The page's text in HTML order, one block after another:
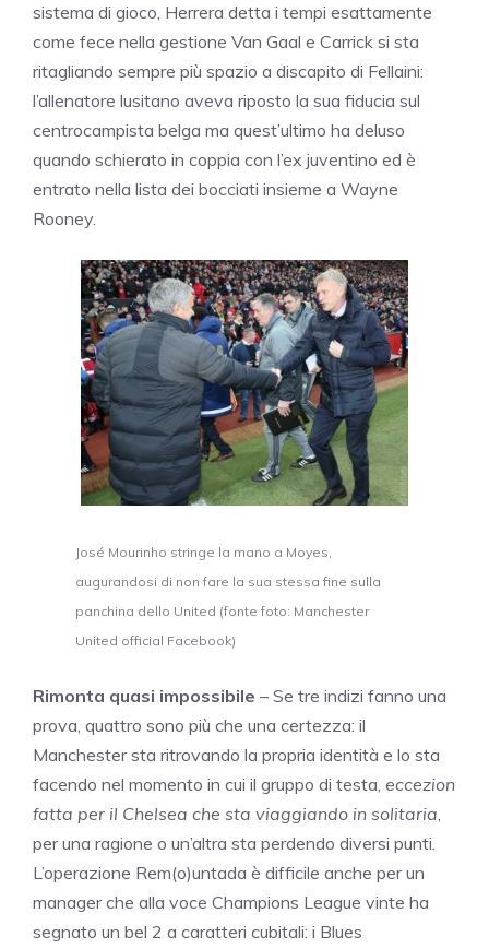
sistema di gioco, Herrera detta i tempi esattamente
come fece nella gestione Van Gaal e Carrick si sta
ritagliando sempre più spazio a discapito di Fellaini:
l’allenatore lusitano aveva riposto la sua fiducia sul
centrocampista belga ma quest’ultimo ha deluso
quando schierato in coppia con l’ex juventino ed è
entrato nella lista dei bocciati insieme a Wayne
Rooney.
José Mourinho stringe la mano a Moyes,
augurandosi di non fare la sua stessa fine sulla
panchina dello United (fonte foto: Manchester
United official Facebook)
Rimonta quasi impossibile – Se tre indizi fanno una
prova, quattro sono più che una certezza: il
Manchester sta ritrovando la propria identità e lo sta
facendo nel momento in cui il gruppo di testa, eccezion
fatta per il Chelsea che sta viaggiando in solitaria,
per una ragione o un’altra sta perdendo diversi punti.
L’operazione Rem(o)untada è difficile anche per un
manager che alla voce Champions League vinte ha
segnato un bel 2 a caratteri cubitali: i Blues